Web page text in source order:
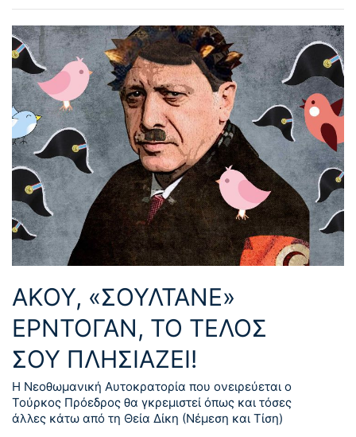
ΑΚΟΥ, «ΣΟΥΛΤΑΝΕ»
ΕΡΝΤΟΓΑΝ, ΤΟ ΤΕΛΟΣ
ΣΟΥ ΠΛΗΣΙΑΖΕΙ!
Η Νεοθωμανική Αυτοκρατορία που ονειρεύεται ο
Τούρκος Πρόεδρος θα γκρεμιστεί όπως και τόσες
άλλες κάτω από τη Θεία Δίκη (Νέμεση και Τίση)